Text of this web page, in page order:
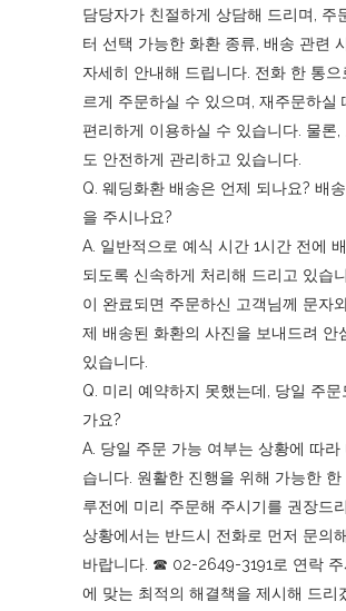
담당자가 친절하게 상담해 드리며, 주
터 선택 가능한 화환 종류, 배송 관련
자세히 안내해 드립니다. 전화 한 통
르게 주문하실 수 있으며, 재주문하실
편리하게 이용하실 수 있습니다. 물론,
도 안전하게 관리하고 있습니다.
Q. 웨딩화환 배송은 언제 되나요? 배
을 주시나요?
A. 일반적으로 예식 시간 1시간 전에
되도록 신속하게 처리해 드리고 있습
이 완료되면 주문하신 고객님께 문자
제 배송된 화환의 사진을 보내드려 안
있습니다.
Q. 미리 예약하지 못했는데, 당일 주
가요?
A. 당일 주문 가능 여부는 상황에 따라
습니다. 원활한 진행을 위해 가능한
루전에 미리 주문해 주시기를 권장드
상황에서는 반드시 전화로 먼저 문의
바랍니다. ☎︎ 02-2649-3191로 연락
에 맞는 최적의 해결책을 제시해 드리